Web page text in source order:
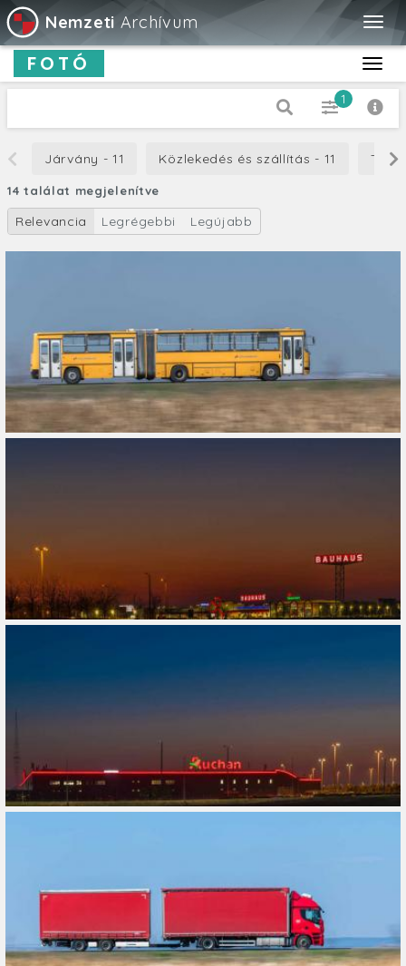
Nemzeti Archívum
FOTÓ
1
Dátum típus
-tól
-ig
Leírás
Orientáció
Összes
Gyűjtemény
Ajánlott
10 évnél régebbiek
Fotós(ok)
Szerepel
Szűrő törlése
Járvány - 11 Közlekedés és szállítás - 11
14 találat megjelenítve
Relevancia Legrégebbi Legújabb